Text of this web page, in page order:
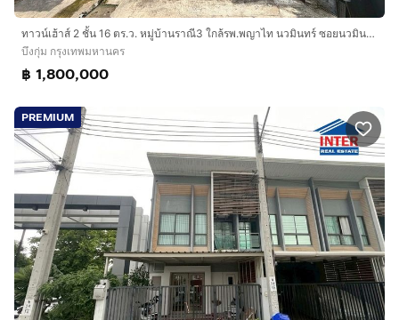
ทาวน์เฮ้าส์ 2 ชั้น 16 ตร.ว. หมู่บ้านราณี3 ใกล้รพ.พญาไท นวมินทร์ ซอยนวมินทร์135 ถนนนวมินทร์ ถนนรามอินหทรา เขตบางกะปิ กรุงเทพมหานคร
บึงกุ่ม กรุงเทพมหานคร
฿ 1,800,000
PREMIUM